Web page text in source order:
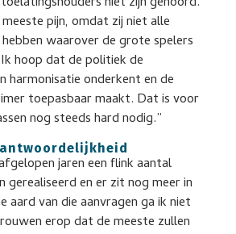
pijn, omdat zij niet alle
waarover de grote spelers
hoop dat de politiek de
harmonisatie onderkent en de
toepasbaar maakt. Dat is voor
nog steeds hard nodig.”
jaren een flink aantal
gerealiseerd en er zit nog meer in
aard van die aanvragen ga ik niet
erop dat de meeste zullen